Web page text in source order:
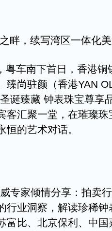
畔，续写湾区一体化
粤车南下首日，香港
臻尚驻颜（香港YAN
诞臻藏 钟表珠宝尊享
客汇聚一堂，在璀璨
的艺术对话。
专家倾情分享：拍卖
行业洞察，解读珍稀
富比、北京保利、中